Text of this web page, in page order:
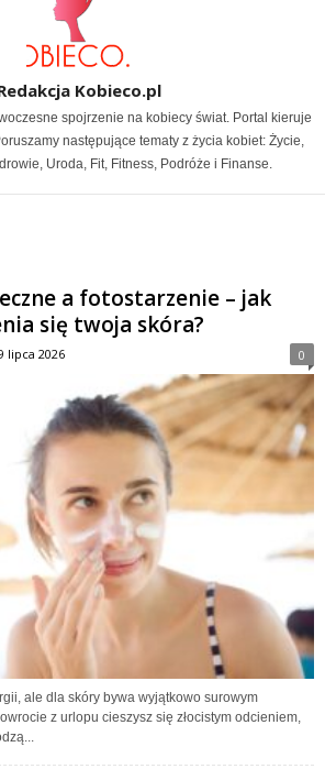
Kobieco.pl
spojrzenie na kobiecy świat. Portal kieruje
następujące tematy z życia kobiet: Życie,
Uroda, Fit, Fitness, Podróże i Finanse.
a fotostarzenie – jak
się twoja skóra?
lipca 2026 0
ale dla skóry bywa wyjątkowo surowym
z urlopu cieszysz się złocistym odcieniem,